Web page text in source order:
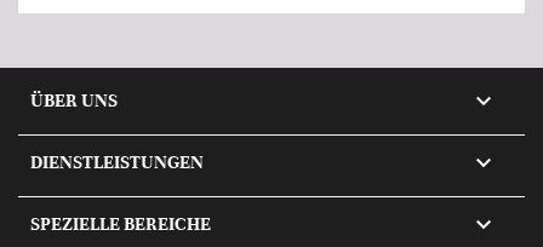
ÜBER UNS 
DIENSTLEISTUNGEN 
SPEZIELLE BEREICHE 